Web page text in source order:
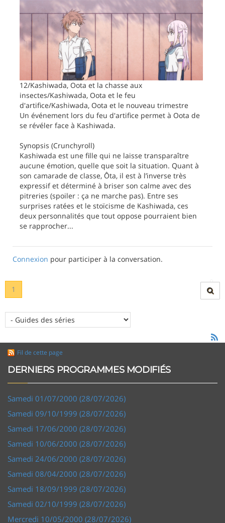
12/Kashiwada, Oota et la chasse aux
insectes/Kashiwada, Oota et le feu
d'artifice/Kashiwada, Oota et le nouveau trimestre
Un événement lors du feu d'artifice permet à Oota de
se révéler face à Kashiwada.
Synopsis (Crunchyroll)
Kashiwada est une fille qui ne laisse transparaître
aucune émotion, quelle que soit la situation. Quant à
son camarade de classe, Ôta, il est à l’inverse très
expressif et déterminé à briser son calme avec des
pitreries (spoiler : ça ne marche pas). Entre ses
surprises ratées et le stoïcisme de Kashiwada, ces
deux personnalités que tout oppose pourraient bien
se rapprocher...
Connexion pour participer à la conversation.
1
Fil de cette page
DERNIERS PROGRAMMES MODIFIÉS
Samedi 01/07/2000 (28/07/2026)
Samedi 09/10/1999 (28/07/2026)
Samedi 17/06/2000 (28/07/2026)
Samedi 10/06/2000 (28/07/2026)
Samedi 24/06/2000 (28/07/2026)
Samedi 08/04/2000 (28/07/2026)
Samedi 18/09/1999 (28/07/2026)
Samedi 02/10/1999 (28/07/2026)
Mercredi 10/05/2000 (28/07/2026)